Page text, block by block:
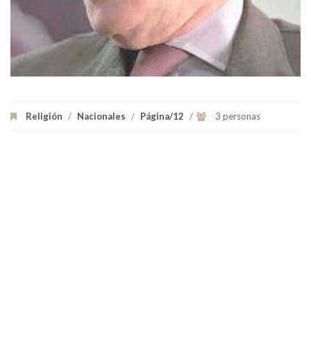
Religión / Nacionales / Página/12 / 3 personas